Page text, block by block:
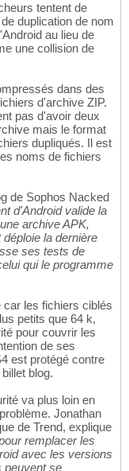
tentent de
duplication de nom
au lieu de
une collision de
dans des
d'archive ZIP.
pas d'avoir deux
mais le format
dupliqués. Il est
noms de fichiers
de Sophos Nacked
d'Android valide la
archive APK,
la dernière
ses tests de
qui le programme
car les fichiers ciblés
petits que 64 k,
pour couvrir les
de ses
est protégé contre
blog.
va plus loin en
Jonathan
de Trend, explique
remplacer les
avec les versions
peuvent se